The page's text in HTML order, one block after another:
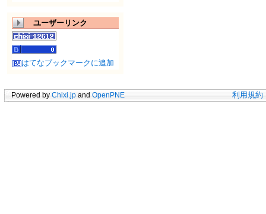
ユーザーリンク
はてなブックマークに追加
Powered by Chixi.jp and OpenPNE 利用規約